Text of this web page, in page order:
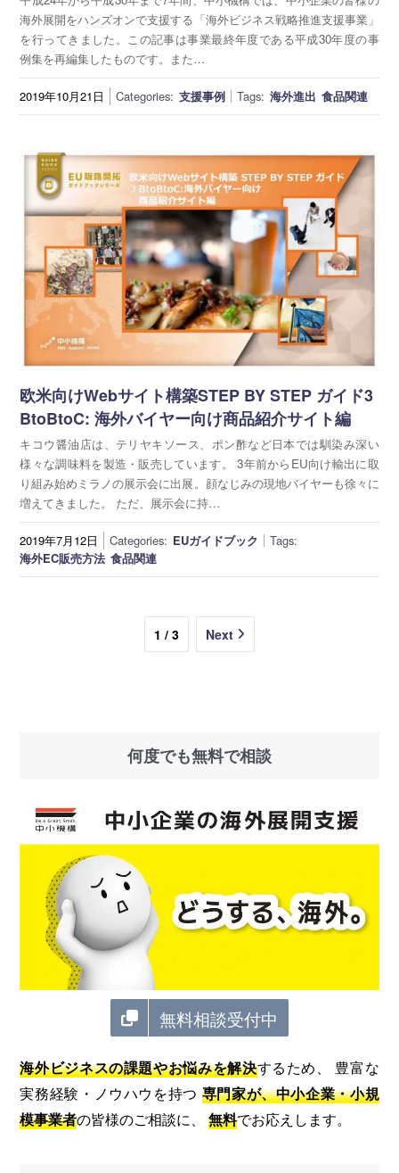
海外展開をハンズオンで支援する「海外ビジネス戦略推進支援事業」
を行ってきました。この記事は事業最終年度である平成30年度の事
例集を再編集したものです。また…
2019年10月21日 Categories: 支援事例 Tags: 海外進出 食品関連
欧米向けWebサイト構築STEP BY STEP ガイド3
BtoBtoC: 海外バイヤー向け商品紹介サイト編
キコウ醤油店は、テリヤキソース、ポン酢など日本では馴染み深い
様々な調味料を製造・販売しています。 3年前からEU向け輸出に取
り組み始めミラノの展示会に出展。顔なじみの現地バイヤーも徐々に
増えてきました。 ただ、展示会に持…
2019年7月12日 Categories: EUガイドブック
Tags:
海外EC販売方法 食品関連
1 / 3 Next
何度でも無料で相談
無料相談受付中
海外ビジネスの課題やお悩みを解決するため、 豊富な
実務経験・ノウハウを持つ 専門家が、中小企業・小規
模事業者の皆様のご相談に、無料でお応えします。